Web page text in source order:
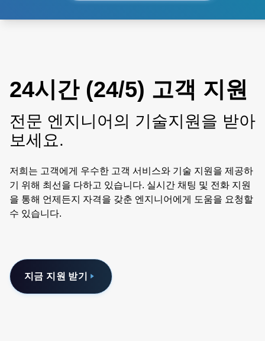
24시간 (24/5) 고객 지원
전문 엔지니어의 기술지원을 받아
보세요.
저희는 고객에게 우수한 고객 서비스와 기술 지원을 제공하
기 위해 최선을 다하고 있습니다. 실시간 채팅 및 전화 지원
을 통해 언제든지 자격을 갖춘 엔지니어에게 도움을 요청할
수 있습니다.
지금 지원 받기